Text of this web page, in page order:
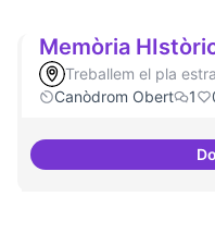
Memòria
Treballem el pla
Canòdrom Obert
1